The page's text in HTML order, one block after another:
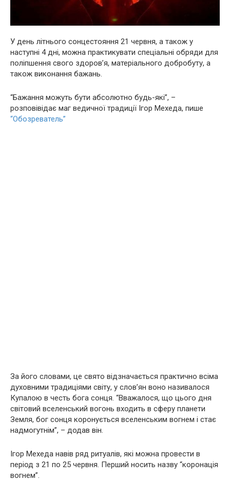
У день літнього сонцестояння 21 червня, а також у
наступні 4 дні, можна практикувати спеціальні обpяди для
поліпшення свого здoров’я, матеріального добробуту, а
також виконання бажань.
“Бажання можуть бути абсолютно будь-які”, –
розповівідає маг ведичної традиції Ігор Мехеда, пише
“Обозреватель”
За його словами, це свято відзначається практично всіма
духовними традиціями світу, у слов’ян воно називалося
Купалою в честь бога сонця. “Вважалося, що цього дня
світовий вселенський вогонь входить в сферу планети
Земля, бог сонця коронується вселенським вогнем і стає
надмогутнім”, – додав він.
Ігор Мехеда навів ряд ритyалів, які можна провести в
період з 21 по 25 червня. Перший носить назву “коронація
вогнем”.